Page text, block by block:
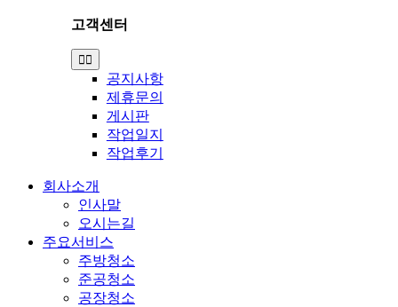
고객센터
Toggle
Navigation
공지사항
제휴문의
게시판
작업일지
작업후기
회사소개
인사말
오시는길
주요서비스
주방청소
준공청소
공장청소